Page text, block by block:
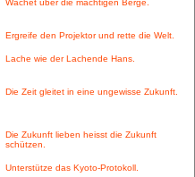
Wachet über die mächtigen Berge.
Ergreife den Projektor und rette die Welt.
Lache wie der Lachende Hans.
Die Zeit gleitet in eine ungewisse Zukunft.
Die Zukunft lieben heisst die Zukunft
schützen.
Unterstütze das Kyoto-Protokoll.